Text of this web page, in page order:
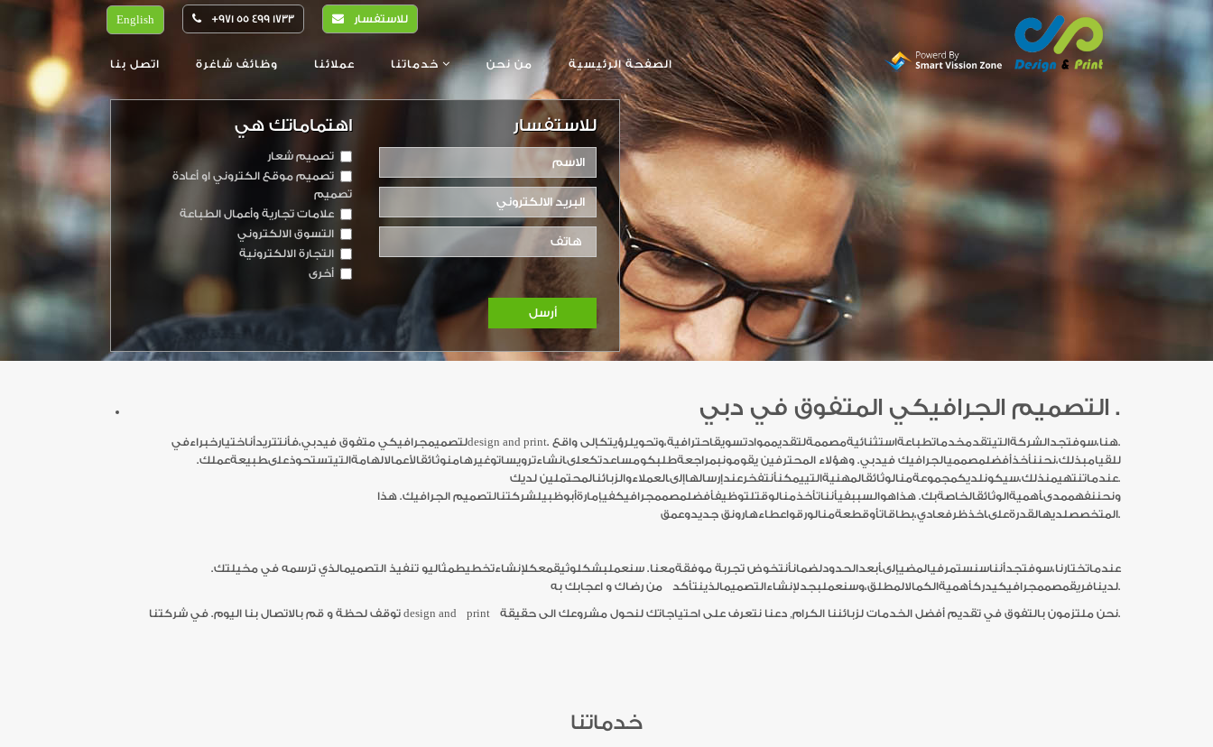
للاستفسار +971 55 499 1733​
English
الصفحة الرئيسية من نحن عملائنا وظائف شاغرة اتصل بنا
للاستفسار اهتماماتك هي
تصميم شعار
تصميم موقع الكتروني او أعادة
تصميم
علامات تجارية وأعمال الطباعة
التسوق الالكتروني
التجارة الالكترونية
أخرى
التصميم الجرافيكي المتفوق في دبي .
لتصميمجرافيكي متفوق فيدبي،فأنتتريدأناختيارخبراءفيdesign and print. هنا،سوفتجدالشركةالتيتقدمخدماتطباعةاستثنائيةمصممةلتقديمموادتسويقاحترافية،وتحويلرؤيتكإلى واقع.
للقيامبذلك،نحننأخذأفضلمصمميالجرافيك فيدبي. وهؤلاء المحترفين يقومونبمراجعةطلبكومساعدتكعلىانشاءترويساتوغيرهامنوثائقالأعمالالهامةالتيتستحوذعلىطبيعةعملك.
عندماتنتهيمنذلك،سيكونلديكمجموعةمنالوثائقالمهنيةالتييمكنأنتفخرعندإرسالهاإلىالعملاءوالزبائنالمحتملين لديك.
ونحننفهممدىأهميةالوثائقالخاصةبك. هذاهوالسببفيأنناتأخذمنالوقتلتوظيفأفضلمصممجرافيكفيإمارةأبوظبيلشركتنالتصميم الجرافيك. هذا
المتخصصلديهالقدرةعلىاخذظرفعادي،بطاقاتأوقطعةمنالورقواعطاءهارونق جديدوعمق.
عندماتختارنا،سوفتجدأنناسنستمرفيالمضيإلىأبعدالحدودلضمانأنتخوض تجربة موفقةمعنا. سنعملبشكلوثيقمعكلإنشاءتخطيطمثاليو تنفيذ التصميمالذي ترسمه في مخيلتك.
لدينافريقمصممجرافيكيدركأهميةالكمالالمطلق،وسنعملبجدلإنشاءالتصميمالذينتأكد من رضاك و اعجابك به.
توقف لحظة و قم بالاتصال بنا اليوم. في شركتنا design and print نحن ملتزمون بالتفوق في تقديم أفضل الخدمات لزبائننا الكرام, دعنا نتعرف على احتياجاتك لنحول مشروعك الى حقيقة.
خدماتنا